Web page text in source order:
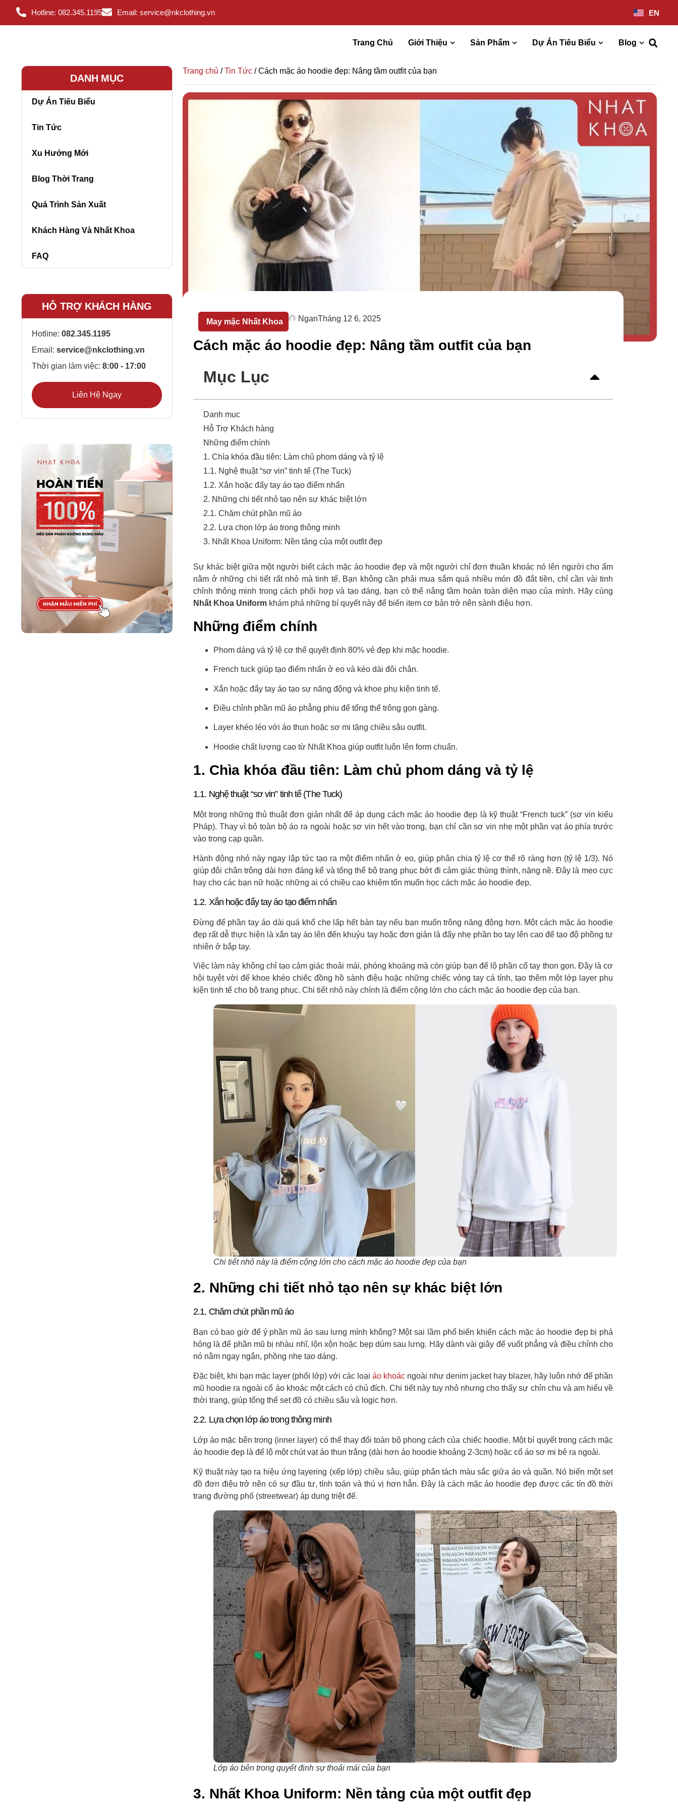
Hotline: 082.345.1195 Email: service@nkclothing.vn EN
Trang Chủ Giới Thiệu Sản Phẩm Dự Án Tiêu Biểu Blog
DANH MỤC
Dự Án Tiêu Biểu
Tin Tức
Xu Hướng Mới
Blog Thời Trang
Quá Trình Sản Xuất
Khách Hàng Và Nhất Khoa
FAQ
HỖ TRỢ KHÁCH HÀNG
Hotline: 082.345.1195
Email: service@nkclothing.vn
Thời gian làm việc: 8:00 - 17:00
Liên Hệ Ngay
Trang chủ /Tin Tức / Cách mặc áo hoodie đẹp: Nâng tầm outfit của bạn
May mặc Nhất Khoa NganTháng 12 6, 2025
Cách mặc áo hoodie đẹp: Nâng tầm outfit của bạn
Mục Lục
Danh mục
Hỗ Trợ Khách hàng
Những điểm chính
1. Chìa khóa đầu tiên: Làm chủ phom dáng và tỷ lệ
1.1. Nghệ thuật “sơ vin” tinh tế (The Tuck)
1.2. Xắn hoặc đẩy tay áo tạo điểm nhấn
2. Những chi tiết nhỏ tạo nên sự khác biệt lớn
2.1. Chăm chút phần mũ áo
2.2. Lựa chọn lớp áo trong thông minh
3. Nhất Khoa Uniform: Nền tảng của một outfit đẹp
Sự khác biệt giữa một người biết cách mặc áo hoodie đẹp và một người chỉ đơn thuần khoác nó lên người cho ấm
nằm ở những chi tiết rất nhỏ mà tinh tế. Bạn không cần phải mua sắm quá nhiều món đồ đắt tiền, chỉ cần vài tinh
chỉnh thông minh trong cách phối hợp và tạo dáng, bạn có thể nâng tầm hoàn toàn diện mạo của mình. Hãy cùng
Nhất Khoa Uniform khám phá những bí quyết này để biến item cơ bản trở nên sành điệu hơn.
Những điểm chính
Phom dáng và tỷ lệ cơ thể quyết định 80% vẻ đẹp khi mặc hoodie.
French tuck giúp tạo điểm nhấn ở eo và kéo dài đôi chân.
Xắn hoặc đẩy tay áo tạo sự năng động và khoe phụ kiện tinh tế.
Điều chỉnh phần mũ áo phẳng phiu để tổng thể trông gọn gàng.
Layer khéo léo với áo thun hoặc sơ mi tăng chiều sâu outfit.
Hoodie chất lượng cao từ Nhất Khoa giúp outfit luôn lên form chuẩn.
1. Chìa khóa đầu tiên: Làm chủ phom dáng và tỷ lệ
1.1. Nghệ thuật “sơ vin” tinh tế (The Tuck)
Một trong những thủ thuật đơn giản nhất để áp dụng cách mặc áo hoodie đẹp là kỹ thuật “French tuck” (sơ vin kiểu
Pháp). Thay vì bỏ toàn bộ áo ra ngoài hoặc sơ vin hết vào trong, bạn chỉ cần sơ vin nhẹ một phần vạt áo phía trước
vào trong cạp quần.
Hành động nhỏ này ngay lập tức tạo ra một điểm nhấn ở eo, giúp phân chia tỷ lệ cơ thể rõ ràng hơn (tỷ lệ 1/3). Nó
giúp đôi chân trông dài hơn đáng kể và tổng thể bộ trang phục bớt đi cảm giác thùng thình, nặng nề. Đây là mẹo cực
hay cho các bạn nữ hoặc những ai có chiều cao khiêm tốn muốn học cách mặc áo hoodie đẹp.
1.2. Xắn hoặc đẩy tay áo tạo điểm nhấn
Đừng để phần tay áo dài quá khổ che lấp hết bàn tay nếu bạn muốn trông năng động hơn. Một cách mặc áo hoodie
đẹp rất dễ thực hiện là xắn tay áo lên đến khuỷu tay hoặc đơn giản là đẩy nhẹ phần bo tay lên cao để tạo độ phồng tự
nhiên ở bắp tay.
Việc làm này không chỉ tạo cảm giác thoải mái, phóng khoáng mà còn giúp bạn để lộ phần cổ tay thon gọn. Đây là cơ
hội tuyệt vời để khoe khéo chiếc đồng hồ sành điệu hoặc những chiếc vòng tay cá tính, tạo thêm một lớp layer phụ
kiện tinh tế cho bộ trang phục. Chi tiết nhỏ này chính là điểm cộng lớn cho cách mặc áo hoodie đẹp của bạn.
Chi tiết nhỏ này là điểm cộng lớn cho cách mặc áo hoodie đẹp của bạn
2. Những chi tiết nhỏ tạo nên sự khác biệt lớn
2.1. Chăm chút phần mũ áo
Bạn có bao giờ để ý phần mũ áo sau lưng mình không? Một sai lầm phổ biến khiến cách mặc áo hoodie đẹp bị phá
hỏng là để phần mũ bị nhàu nhĩ, lộn xộn hoặc bẹp dúm sau lưng. Hãy dành vài giây để vuốt phẳng và điều chỉnh cho
nó nằm ngay ngắn, phồng nhẹ tạo dáng.
Đặc biệt, khi bạn mặc layer (phối lớp) với các loạiáo khoác ngoài như denim jacket hay blazer, hãy luôn nhớ để phần
mũ hoodie ra ngoài cổ áo khoác một cách có chủ đích. Chi tiết này tuy nhỏ nhưng cho thấy sự chỉn chu và am hiểu về
thời trang, giúp tổng thể set đồ có chiều sâu và logic hơn.
2.2. Lựa chọn lớp áo trong thông minh
Lớp áo mặc bên trong (inner layer) có thể thay đổi toàn bộ phong cách của chiếc hoodie. Một bí quyết trong cách mặc
áo hoodie đẹp là để lộ một chút vạt áo thun trắng (dài hơn áo hoodie khoảng 2-3cm) hoặc cổ áo sơ mi bẻ ra ngoài.
Kỹ thuật này tạo ra hiệu ứng layering (xếp lớp) chiều sâu, giúp phân tách màu sắc giữa áo và quần. Nó biến một set
đồ đơn điệu trở nên có sự đầu tư, tính toán và thú vị hơn hẳn. Đây là cách mặc áo hoodie đẹp được các tín đồ thời
trang đường phố (streetwear) áp dụng triệt để.
Lớp áo bên trong quyết định sự thoải mái của bạn
3. Nhất Khoa Uniform: Nền tảng của một outfit đẹp